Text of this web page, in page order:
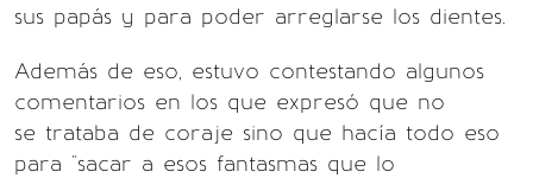
sus papás y para poder arreglarse los dientes.
Además de eso, estuvo contestando algunos
comentarios en los que expresó que no
se trataba de coraje sino que hacía todo eso
para "sacar a esos fantasmas que lo